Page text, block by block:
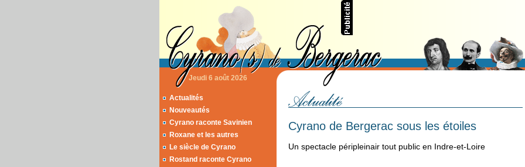
Jeudi 6 août 2026
Actualités
Nouveautés
Cyrano raconte Savinien
Roxane et les autres
Le siècle de Cyrano
Rostand raconte Cyrano
Cyrano de Bergerac sous les étoiles
Un spectacle péripleinair tout public en Indre-et-Loire